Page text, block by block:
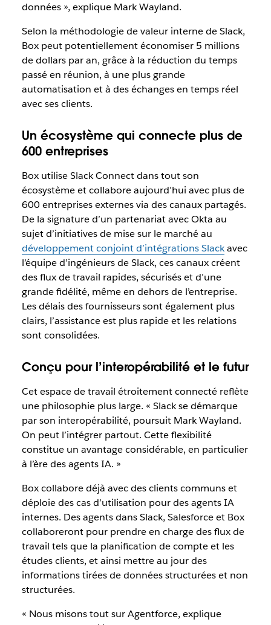
données », explique Mark Wayland.
Selon la méthodologie de valeur interne de Slack,
Box peut potentiellement économiser 5 millions
de dollars par an, grâce à la réduction du temps
passé en réunion, à une plus grande
automatisation et à des échanges en temps réel
avec ses clients.
Un écosystème qui connecte plus de
600 entreprises
Box utilise Slack Connect dans tout son
écosystème et collabore aujourd’hui avec plus de
600 entreprises externes via des canaux partagés.
De la signature d’un partenariat avec Okta au
sujet d’initiatives de mise sur le marché au
développement conjoint d’intégrations Slackavec
l’équipe d’ingénieurs de Slack, ces canaux créent
des flux de travail rapides, sécurisés et d’une
grande fidélité, même en dehors de l’entreprise.
Les délais des fournisseurs sont également plus
clairs, l’assistance est plus rapide et les relations
sont consolidées.
Conçu pour l’interopérabilité et le futur
Cet espace de travail étroitement connecté reflète
une philosophie plus large. « Slack se démarque
par son interopérabilité, poursuit Mark Wayland.
On peut l’intégrer partout. Cette flexibilité
constitue un avantage considérable, en particulier
à l’ère des agents IA. »
Box collabore déjà avec des clients communs et
déploie des cas d’utilisation pour des agents IA
internes. Des agents dans Slack, Salesforce et Box
collaboreront pour prendre en charge des flux de
travail tels que la planification de compte et les
études clients, et ainsi mettre au jour des
informations tirées de données structurées et non
structurées.
« Nous misons tout sur Agentforce, explique